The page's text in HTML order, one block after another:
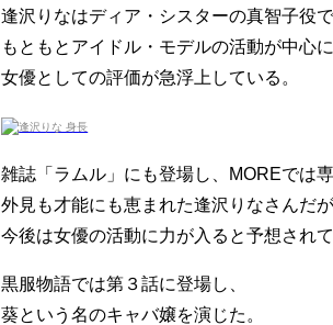
逢沢りなはディア・シスターの真智子役で
もともとアイドル・モデルの活動が中心
女優としての評価が急浮上している。
雑誌「ラムル」にも登場し、MOREでは
外見も才能にも恵まれた逢沢りなさんだが
今後は女優の活動に力が入ると予想されて
黒服物語では第３話に登場し、
葵という名のキャバ嬢を演じた。